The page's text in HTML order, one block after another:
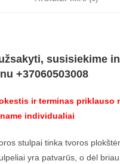
susisiekime
+37060503008
ir terminas priklauso
individualiai
stulpai tinka tvoros
yra patvarūs, o dėl